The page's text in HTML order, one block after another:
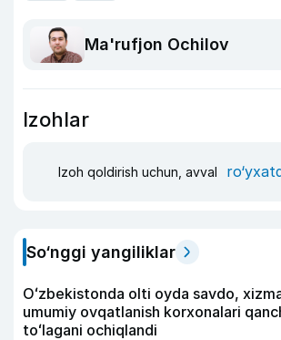
Ma'rufjon Ochilov
Izohlar
Izoh qoldirish uchun, avval
So‘nggi yangiliklar
Oʻzbekistonda olti oyda savdo,
umumiy ovqatlanish korxonalari
toʻlagani ochiqlandi